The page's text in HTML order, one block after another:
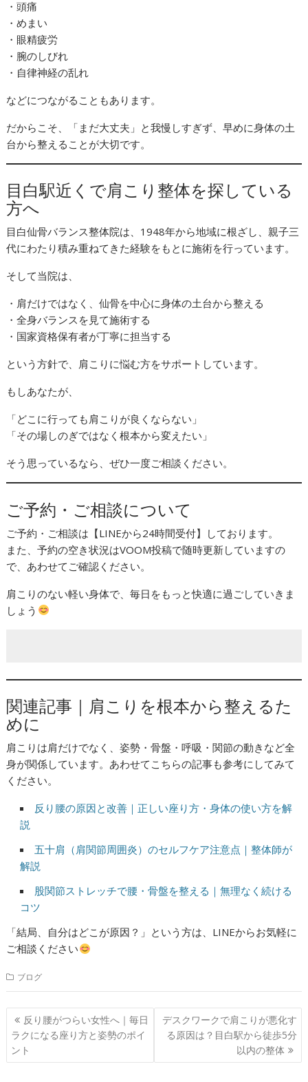
・頭痛
・めまい
・眼精疲労
・腕のしびれ
・自律神経の乱れ
などにつながることもあります。
だからこそ、「まだ大丈夫」と我慢しすぎず、早めに身体の土
台から整えることが大切です。
目白駅近くで肩こり整体を探している
方へ
目白仙骨バランス整体院は、1948年から地域に根ざし、親子三
代にわたり積み重ねてきた経験をもとに施術を行っています。
そして当院は、
・肩だけではなく、仙骨を中心に身体の土台から整える
・全身バランスを見て施術する
・国家資格保有者が丁寧に担当する
という方針で、肩こりに悩む方をサポートしています。
もしあなたが、
「どこに行っても肩こりが良くならない」
「その場しのぎではなく根本から変えたい」
そう思っているなら、ぜひ一度ご相談ください。
ご予約・ご相談について
ご予約・ご相談は【LINEから24時間受付】しております。
また、予約の空き状況はVOOM投稿で随時更新していますの
で、あわせてご確認ください。
肩こりのない軽い身体で、毎日をもっと快適に過ごしていきま
しょう
関連記事｜肩こりを根本から整えるた
めに
肩こりは肩だけでなく、姿勢・骨盤・呼吸・関節の動きなど全
身が関係しています。あわせてこちらの記事も参考にしてみて
ください。
反り腰の原因と改善｜正しい座り方・身体の使い方を解
説
五十肩（肩関節周囲炎）のセルフケア注意点｜整体師が
解説
股関節ストレッチで腰・骨盤を整える｜無理なく続ける
コツ
「結局、自分はどこが原因？」という方は、LINEからお気軽に
ご相談ください
ブログ
投
稿
ナ
反り腰がつらい女性へ｜毎日
ラクになる座り方と姿勢のポイ
ント
デスクワークで肩こりが悪化す
る原因は？目白駅から徒歩5分
以内の整体